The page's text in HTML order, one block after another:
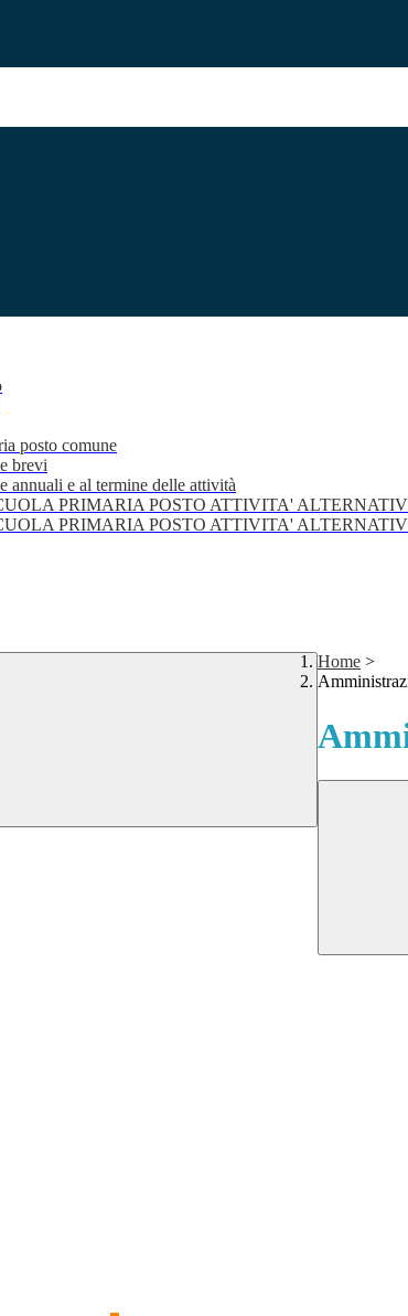
posto comune
brevi
annuali e al termine delle attività
PRIMARIA POSTO ATTIVITA'
PRIMARIA POSTO ATTIVITA'
Home >